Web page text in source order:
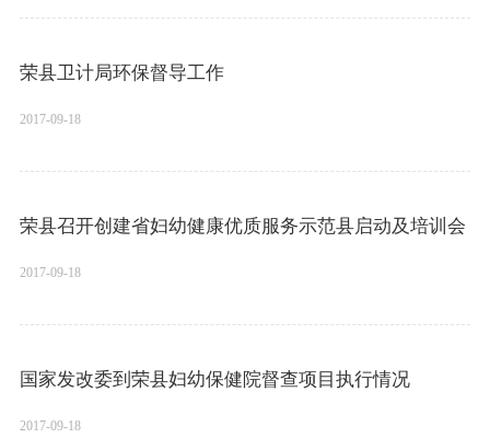
荣县卫计局环保督导工作
2017-09-18
荣县召开创建省妇幼健康优质服务示范县启动及培训会
2017-09-18
国家发改委到荣县妇幼保健院督查项目执行情况
2017-09-18